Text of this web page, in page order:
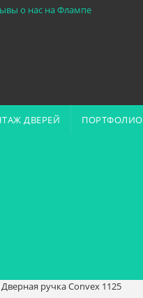
о нас на Флампе
ДВЕРЕЙ ПОРТФОЛИО
Дверная ручка Convex 1125